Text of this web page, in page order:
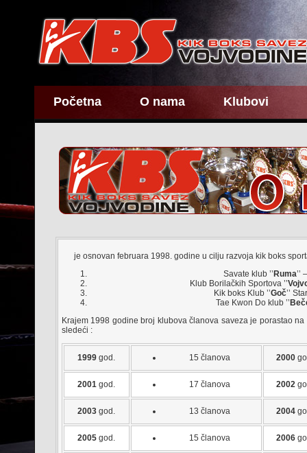
Početna O nama Klubovi
je osnovan februara 1998. godine u cilju razvoja kik boks
Savate klub ’’ Ruma’’
Klub Borilačkih Sportova ’’
Kik boks Klub ’’Goč’’
Tae Kwon Do klub ’’
Krajem 1998 godine broj klubova članova saveza je porastao
sledeći :
1999 god. 15 članova 2000
2001 god. 17 članova 2002
2003 god. 13 članova 2004
2005 god. 15 članova 2006